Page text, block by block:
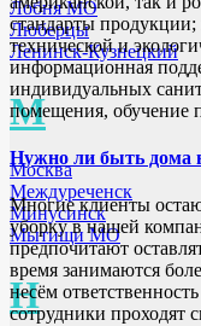
Лобня МО
Люберцы
Ленинск-Кузнецкий
М
Москва
Междуреченск
Минусинск
Мытищи МО
Н
стандарты
технической и
информационная
индивидуальных
помещения, обучение
Нужно ли быть дома
Многие клиенты
уборку в нашей
предпочитают
время занимаются
несём
сотрудники проходят